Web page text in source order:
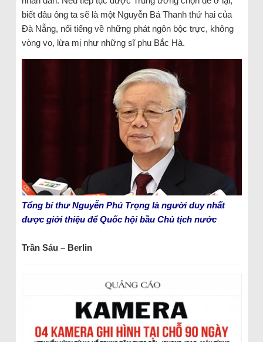
biết đâu ông ta sẽ là một Nguyễn Bá Thanh thứ hai của
Đà Nẵng, nổi tiếng về những phát ngôn bộc trực, không
vòng vo, lừa mị như những sĩ phu Bắc Hà.
Tổng bí thư Nguyễn Phú Trọng là người duy nhất
được giới thiệu để Quốc hội bầu Chủ tịch nước
Trần Sáu – Berlin